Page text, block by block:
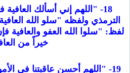
18- "اللهم إني أسألك العافية
الترمذي ولفظه "سلو الله
لفظ: "سلوا الله العفو والعافية
خيراً من
19- "اللهم أحسن عاقبتنا في